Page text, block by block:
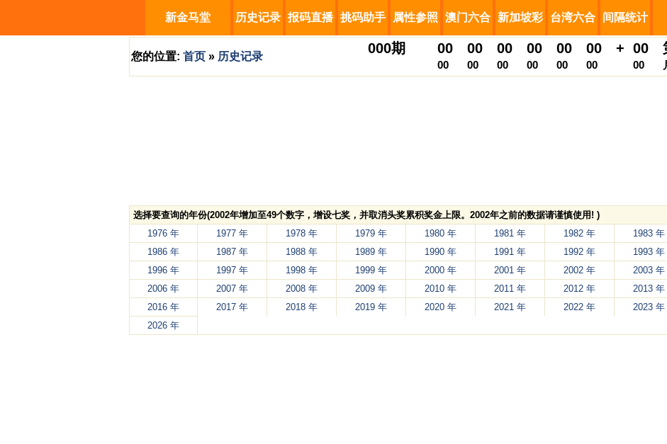
新金马堂 历史记录 报码直播 挑码助手 属性参照 澳门六合 新加坡彩 台湾六合 间隔统计
您的位置: 首页 » 历史记录
000期 00 00 00 00 00 00 + 00
00 00 00 00 00 00 00
选择要查询的年份(2002年增加至49个数字，增设七奖，并取消头奖累积奖金上限。2002年之前的数据请谨慎使用! )
1976 年
1977 年 1978 年 1979 年 1980 年 1981 年 1982 年 1983 年
1986 年
1987 年 1988 年 1989 年 1990 年 1991 年 1992 年 1993 年
1996 年
1997 年 1998 年 1999 年 2000 年 2001 年 2002 年 2003 年
2006 年
2007 年 2008 年 2009 年 2010 年 2011 年 2012 年 2013 年
2016 年
2017 年 2018 年 2019 年 2020 年 2021 年 2022 年 2023 年
2026 年